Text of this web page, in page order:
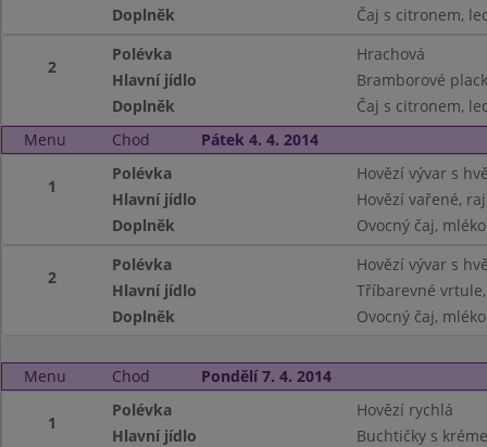
Doplněk
Čaj s citronem,
2
Polévka
Hrachová
Hlavní jídlo
Bramborové
Doplněk
Čaj s citronem,
Menu
Chod Pátek 4. 4. 2014
1
Polévka
Hovězí vývar s
Hlavní jídlo
Hovězí vařené,
Doplněk
Ovocný čaj, mléko
2
Polévka
Hovězí vývar s
Hlavní jídlo
Tříbarevné
Doplněk
Ovocný čaj, mléko
Menu Chod Pondělí 7. 4. 2014
1
Polévka
Hovězí rychlá
Hlavní jídlo
Buchtičky s